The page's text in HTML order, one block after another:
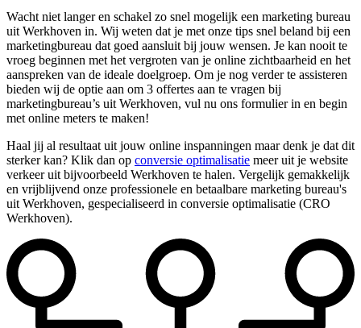
Wacht niet langer en schakel zo snel mogelijk een marketing bureau
uit Werkhoven in. Wij weten dat je met onze tips snel beland bij een
marketingbureau dat goed aansluit bij jouw wensen. Je kan nooit te
vroeg beginnen met het vergroten van je online zichtbaarheid en het
aanspreken van de ideale doelgroep. Om je nog verder te assisteren
bieden wij de optie aan om 3 offertes aan te vragen bij
marketingbureau’s uit Werkhoven, vul nu ons formulier in en begin
met online meters te maken!
Haal jij al resultaat uit jouw online inspanningen maar denk je dat dit
sterker kan? Klik dan op conversie optimalisatie meer uit je website
verkeer uit bijvoorbeeld Werkhoven te halen. Vergelijk gemakkelijk
en vrijblijvend onze professionele en betaalbare marketing bureau's
uit Werkhoven, gespecialiseerd in conversie optimalisatie (CRO
Werkhoven).